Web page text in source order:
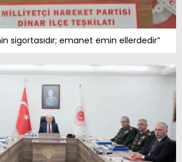
sigortasıdır; emanet emin ellerdedir”